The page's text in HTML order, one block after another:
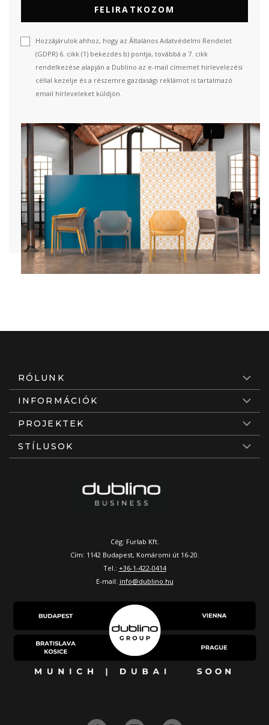
FELIRATKOZOM
Hozzájárulok ahhoz, hogy az Általános Adatvédelmi Rendelet
(GDPR) 6. cikk (1) bekezdés b) pontja, továbbá a 7. cikk
rendelkezése alapján a Dublino az e-mail címemet hírlevelezési
céllal kezelje és a részemre gazdasági reklámot is tartalmazó
email hírleveleket küldjön.
RÓLUNK
INFORMÁCIÓK
PROJEKTEK
STÍLUSOK
Cég: Furlab Kft.
Cím: 1142 Budapest, Komáromi út 16-20.
Tel.: +36-1-422-0414
E-mail: info@dublino.hu